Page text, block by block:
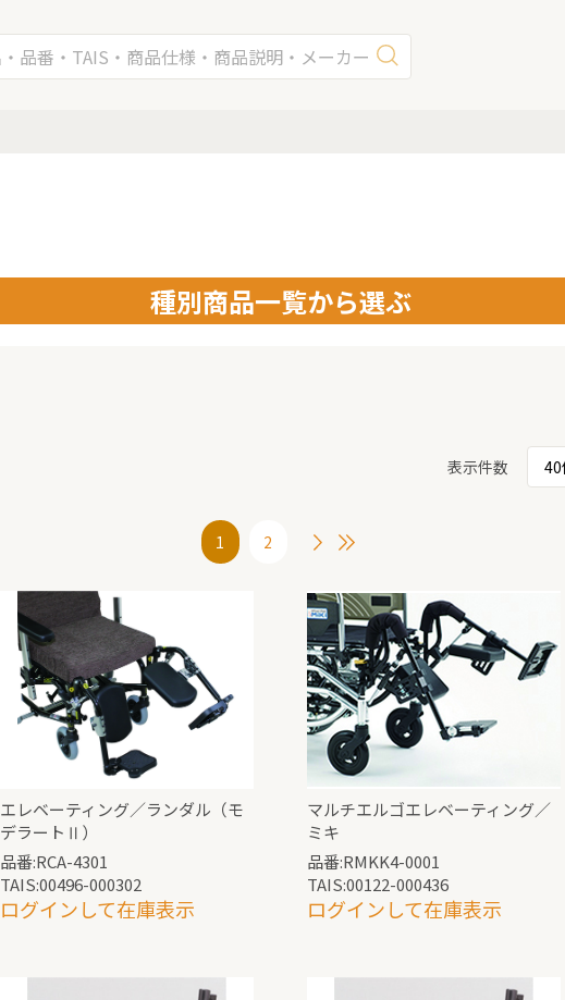
種別商品一覧から選ぶ
表示件数
1 2
エレベーティング／ランダル（モ
デラートⅡ）
品番:RCA-4301
TAIS:00496-000302
ログインして在庫表示
マルチエルゴエレベーティング／
ミキ
品番:RMKK4-0001
TAIS:00122-000436
ログインして在庫表示